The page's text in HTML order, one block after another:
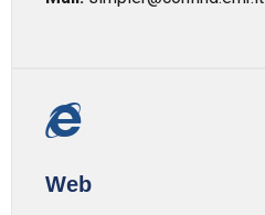
Web